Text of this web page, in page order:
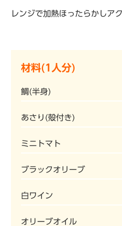
レンジで加熱ほったらかしア
材料(1人分)
鯛(半身)
あさり(殻付き)
ミニトマト
ブラックオリーブ
白ワイン
オリーブオイル